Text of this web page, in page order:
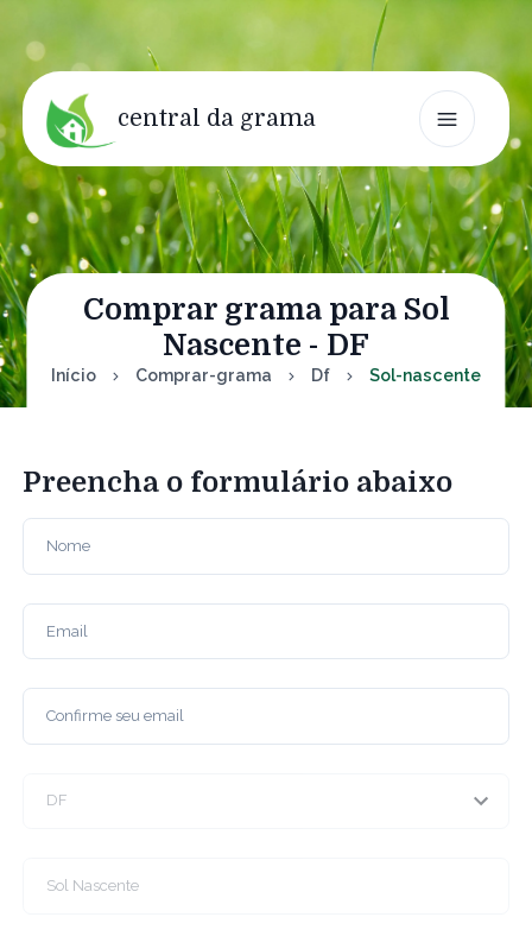
central da grama
Comprar grama para Sol
Nascente - DF
Início Comprar-grama Df Sol-nascente
Preencha o formulário abaixo